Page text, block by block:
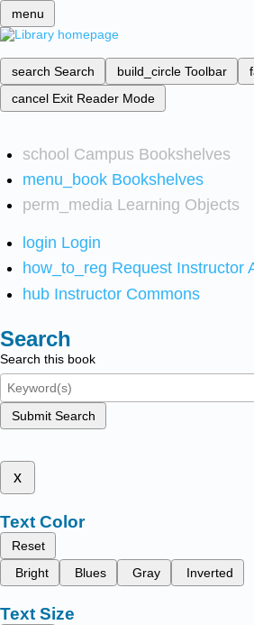
menu
search Search build_circle Toolbar
cancel Exit Reader Mode
school Campus Bookshelves
menu_book Bookshelves
perm_media Learning Objects
login Login
how_to_reg Request Instructor
hub Instructor Commons
Search
Search this book
Submit Search
x
Text Color
Reset
Bright
Blues Gray Inverted
Text Size